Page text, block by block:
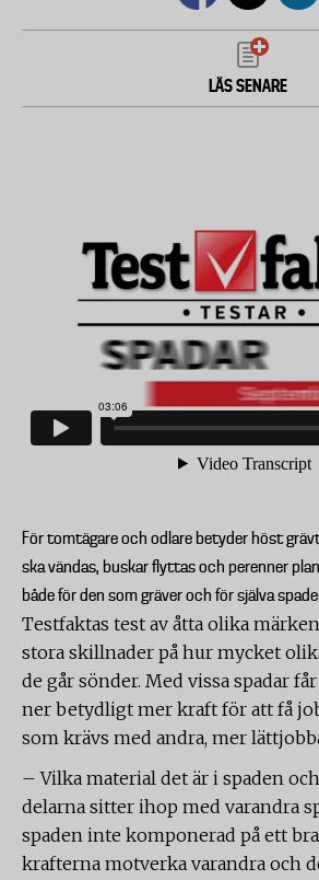
LÄS SENARE
För tomtägare och odlare betyder höst
ska vändas, buskar flyttas och perenner
både för den som gräver och för själva
Testfaktas test av åtta olika
stora skillnader på hur mycket
de går sönder. Med vissa spadar
ner betydligt mer kraft för att få
som krävs med andra, mer
– Vilka material det är i spaden
delarna sitter ihop med varandra
spaden inte komponerad på ett
krafterna motverka varandra och